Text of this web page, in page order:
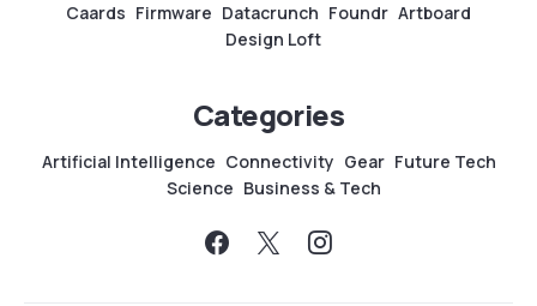
Caards Firmware Datacrunch Foundr Artboard
Design Loft
Categories
Artificial Intelligence Connectivity Gear Future Tech
Science Business & Tech